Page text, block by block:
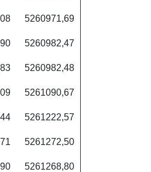
5260971,69
5260982,47
5260982,48
5261090,67
5261222,57
5261272,50
5261268,80